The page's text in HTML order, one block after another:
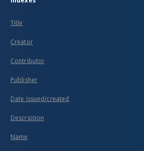
Title
Creator
Contributor
Publisher
Date issued/created
Description
Name